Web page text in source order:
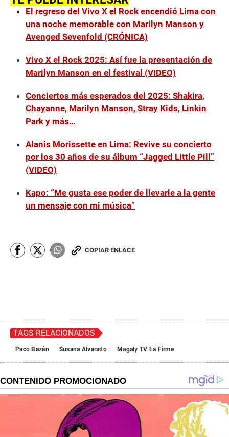
El regreso del Vivo X el Rock encendió Lima con
una noche memorable con Marilyn Manson y
Avenged Sevenfold (CRÓNICA)
Vivo X el Rock 2025: Así fue la presentación de
Marilyn Manson en el festival (VIDEO)
Conciertos más esperados del 2025: Shakira,
Chayanne, Marilyn Manson, Stray Kids, Linkin
Park y más…
Alanis Morissette en Lima: Revive su concierto
por los 30 años de su álbum “Jagged Little Pill”
(VIDEO)
Kapo: “Me gusta ese poder de llevarle a la gente
un mensaje con mi música”
COPIAR ENLACE
TAGS RELACIONADOS
Paco Bazán Susana Alvarado Magaly TV La Firme